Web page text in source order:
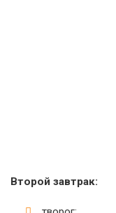
Второй завтрак: